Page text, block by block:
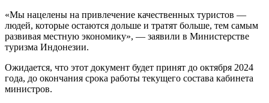
«Мы нацелены на привлечение качественных туристов —
людей, которые остаются дольше и тратят больше, тем самым
развивая местную экономику», — заявили в Министерстве
туризма Индонезии.
Ожидается, что этот документ будет принят до октября 2024
года, до окончания срока работы текущего состава кабинета
министров.